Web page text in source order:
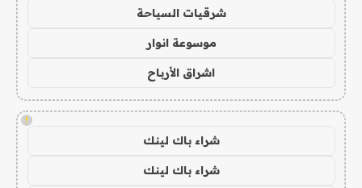
شرقيات السياحة
موسوعة انوار
اشراق الأرباح
!
شراء باك لينك
شراء باك لينك